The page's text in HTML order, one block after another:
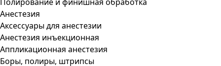
Анестезия
Аксессуары для анестезии
Анестезия инъекционная
Аппликационная анестезия
Боры, полиры, штрипсы